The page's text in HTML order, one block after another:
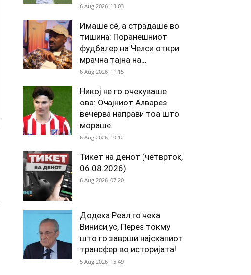
6 Aug 2026. 13:03
Имаше сè, а страдаше во
тишина: Поранешниот
фудбалер на Челси откри
мрачна тајна на...
6 Aug 2026. 11:15
Никој не го очекуваше
ова: Очајниот Алварез
вечерва направи тоа што
мораше
6 Aug 2026. 10:12
Тикет на денот (четврток,
06.08.2026)
6 Aug 2026. 07:20
Додека Реал го чека
Винисијус, Перез токму
што го заврши најскапиот
трансфер во историјата!
5 Aug 2026. 15:49